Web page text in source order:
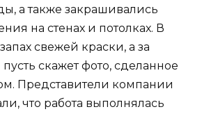
а также закрашивались
на стенах и потолках. В
свежей краски, а за
пусть скажет фото, сделанное
Представители компании
что работа выполнялась